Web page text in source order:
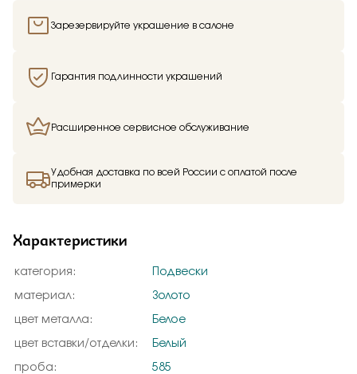
Зарезервируйте украшение в салоне
Гарантия подлинности украшений
Расширенное сервисное обслуживание
Удобная доставка по всей России с оплатой после
примерки
Характеристики
категория: Подвески
материал: Золото
цвет металла: Белое
цвет вставки/отделки: Белый
проба: 585